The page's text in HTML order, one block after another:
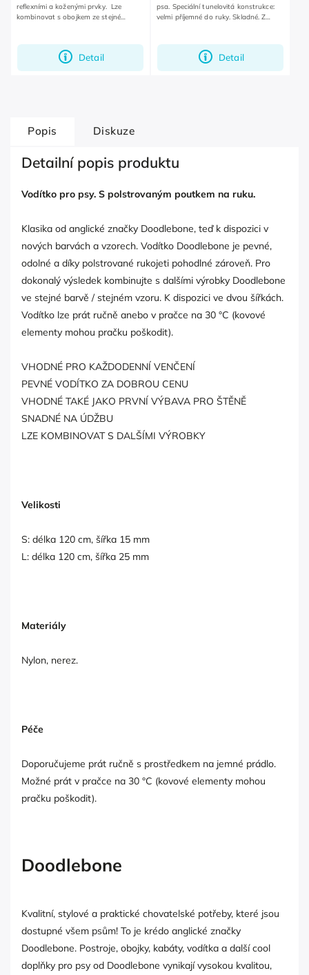
Detail
reflexními a koženými prvky. Lze
kombinovat s obojkem ze stejné
Detail
psa. Speciální tunelovitá konstrukce:
velmi příjemné do ruky. Skladné. Z
Popis Diskuze
Detailní popis produktu
Vodítko pro psy. S polstrovaným poutkem na ruku.
Klasika od anglické značky Doodlebone, teď k dispozici v
nových barvách a vzorech. Vodítko Doodlebone je pevné,
odolné a díky polstrované rukojeti pohodlné zároveň. Pro
dokonalý výsledek kombinujte s dalšími výrobky Doodlebone
ve stejné barvě / stejném vzoru. K dispozici ve dvou šířkách.
Vodítko lze prát ručně anebo v pračce na 30 °C (kovové
elementy mohou pračku poškodit).
VHODNÉ PRO KAŽDODENNÍ VENČENÍ
PEVNÉ VODÍTKO ZA DOBROU CENU
VHODNÉ TAKÉ JAKO PRVNÍ VÝBAVA PRO ŠTĚNĚ
SNADNÉ NA ÚDŽBU
LZE KOMBINOVAT S DALŠÍMI VÝROBKY
Velikosti
S: délka 120 cm, šířka 15 mm
L: délka 120 cm, šířka 25 mm
Materiály
Nylon, nerez.
Péče
Doporučujeme prát ručně s prostředkem na jemné prádlo.
Možné prát v pračce na 30 °C (kovové elementy mohou
pračku poškodit).
Doodlebone
Kvalitní, stylové a praktické chovatelské potřeby, které jsou
dostupné všem psům! To je krédo anglické značky
Doodlebone. Postroje, obojky, kabáty, vodítka a další cool
doplňky pro psy od Doodlebone vynikají vysokou kvalitou,